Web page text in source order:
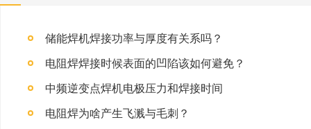
储能焊机焊接功率与厚度有关系吗？
电阻焊焊接时候表面的凹陷该如何避免？
中频逆变点焊机电极压力和焊接时间
电阻焊为啥产生飞溅与毛刺？